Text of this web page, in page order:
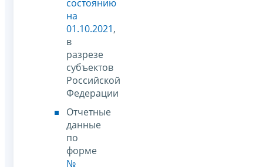
состоянию
на
01.10.2021,
в
разрезе
субъектов
Российской
Федерации
Отчетные
данные
по
форме
№